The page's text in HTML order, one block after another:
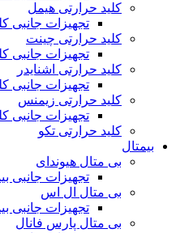
کلید حرارتی هیمل
تجهیزات جانبی
کلید حرارتی چینت
تجهیزات جانبی
کلید حرارتی اشنایدر
تجهیزات جانبی
کلید حرارتی زیمنس
تجهیزات جانبی
کلید حرارتی تکو
بیمتال
بی متال هیوندای
تجهیزات جانبی
بی متال ال اس
تجهیزات جانبی
بی متال پارس فانال